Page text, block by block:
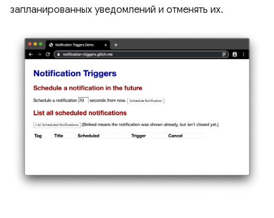
запланированных уведомлений и отменять их.